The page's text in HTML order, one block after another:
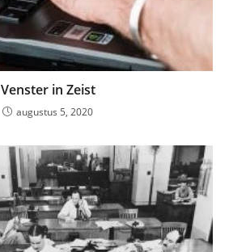
Venster in Zeist
augustus 5, 2020